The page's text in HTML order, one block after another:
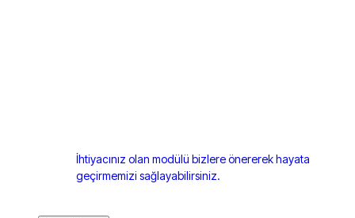
İhtiyacınız olan modülü bizlere önererek hayata
geçirmemizi sağlayabilirsiniz.